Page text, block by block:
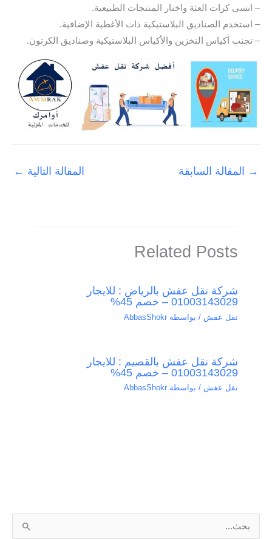
– انسى كرات العثة واختار المنتجات الطبيعية.
– استخدم الصناديق البلاستيكية ذات الأغطية الإضافية.
– تجنب أكياس التخزين والأكياس البلاستيكية وصناديق الكرتون.
→ المقالة السابقة المقالة التالية ←
Related Posts
شركة نقل عفش بالرياض : للايجار
01003143029 – خصم 45%
نقل عفش / بواسطة AbbasShokr
شركة نقل عفش بالقصيم : للايجار
01003143029 – خصم 45%
نقل عفش / بواسطة AbbasShokr